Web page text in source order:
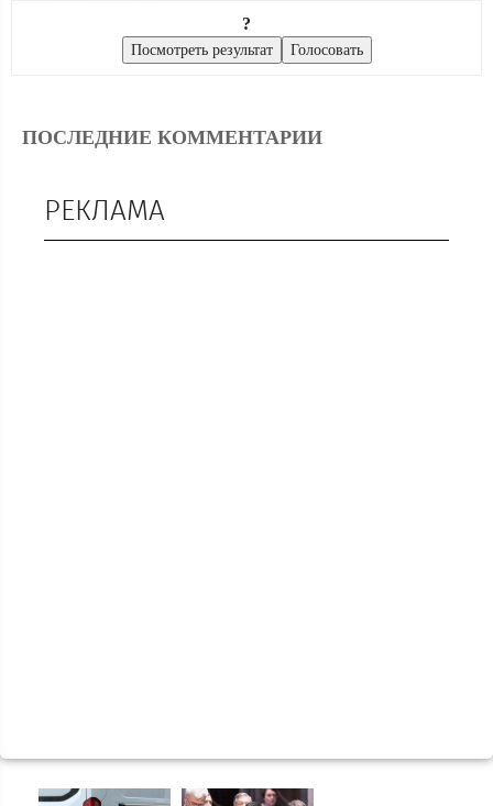
?
ПОСЛЕДНИЕ КОММЕНТАРИИ
РЕКЛАМА